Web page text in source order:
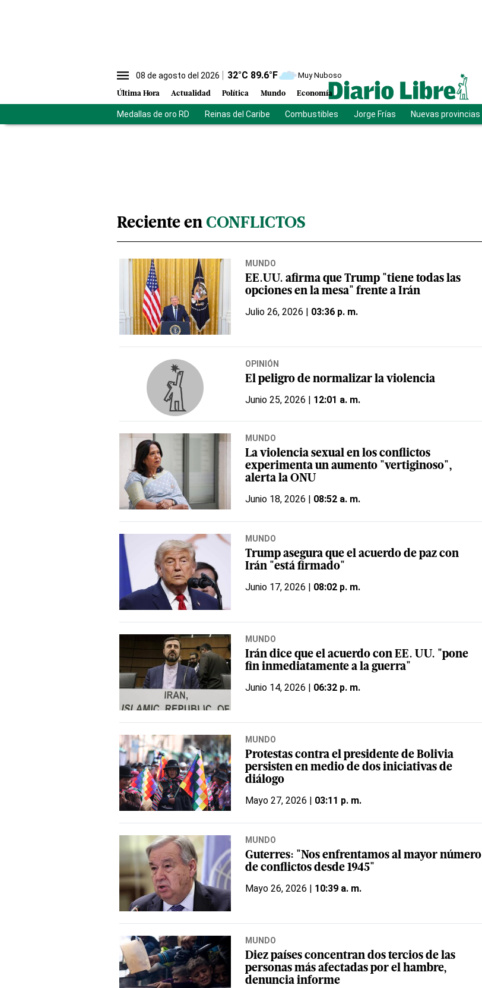
08 de agosto del 2026 32°C 89.6°F Muy Nuboso
Última Hora Actualidad Política Mundo Economía
Medallas de oro RD Reinas del Caribe Combustibles Jorge Frías Nuevas provincias
Reciente en CONFLICTOS
MUNDO
EE.UU. afirma que Trump "tiene todas las
opciones en la mesa" frente a Irán
Julio 26, 2026 | 03:36 p. m.
OPINIÓN
El peligro de normalizar la violencia
Junio 25, 2026 | 12:01 a. m.
MUNDO
La violencia sexual en los conflictos
experimenta un aumento "vertiginoso",
alerta la ONU
Junio 18, 2026 | 08:52 a. m.
MUNDO
Trump asegura que el acuerdo de paz con
Irán "está firmado"
Junio 17, 2026 | 08:02 p. m.
MUNDO
Irán dice que el acuerdo con EE. UU. "pone
fin inmediatamente a la guerra"
Junio 14, 2026 | 06:32 p. m.
MUNDO
Protestas contra el presidente de Bolivia
persisten en medio de dos iniciativas de
diálogo
Mayo 27, 2026 | 03:11 p. m.
MUNDO
Guterres: "Nos enfrentamos al mayor número
de conflictos desde 1945"
Mayo 26, 2026 | 10:39 a. m.
MUNDO
Diez países concentran dos tercios de las
personas más afectadas por el hambre,
denuncia informe